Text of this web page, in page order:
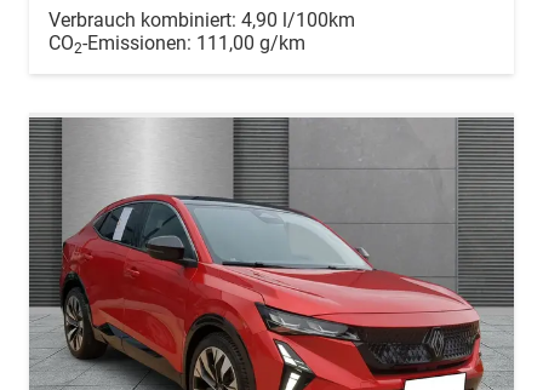
Verbrauch kombiniert: 4,90 l/100km
CO2-Emissionen: 111,00 g/km